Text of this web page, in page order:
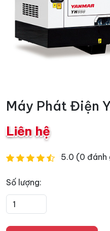
Máy Phát Điện
Liên hệ
5.0 (0 đánh
Số lượng: